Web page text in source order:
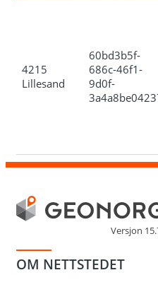
4215
Lillesand
60bd3b5f-
686c-46f1-
9d0f-